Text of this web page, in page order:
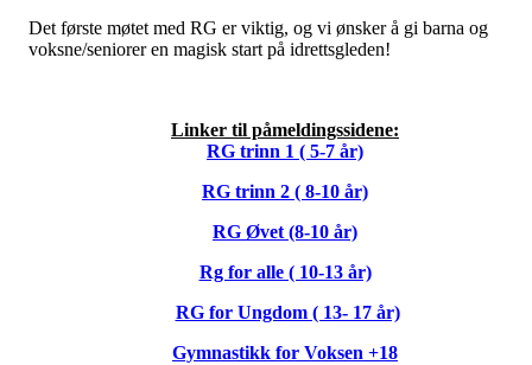
Det første møtet med RG er viktig, og vi ønsker å gi barna og
voksne/seniorer en magisk start på idrettsgleden!
Linker til påmeldingssidene:
RG trinn 1 ( 5-7 år)
RG trinn 2 ( 8-10 år)
RG Øvet (8-10 år)
Rg for alle ( 10-13 år)
RG for Ungdom ( 13- 17 år)
Gymnastikk for Voksen +18